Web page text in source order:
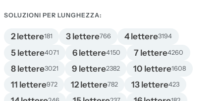
SOLUZIONI PER LUNGHEZZA:
2 lettere181 3 lettere766 4 lettere3194
5 lettere4071 6 lettere4150 7 lettere4260
8 lettere3021 9 lettere2382 10 lettere1608
11 lettere972 12 lettere782 13 lettere423